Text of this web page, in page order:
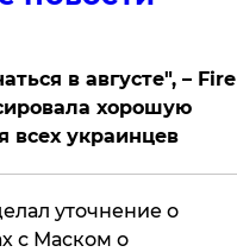
в августе", – Fire
хорошую
всех украинцев
уточнение о
с Маском о